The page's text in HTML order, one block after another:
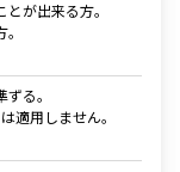
が出来る方。
る。
適用しません。